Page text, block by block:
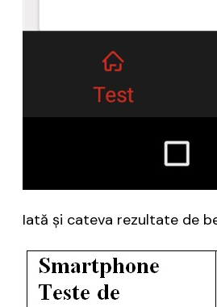
Iată şi cateva rezultate de